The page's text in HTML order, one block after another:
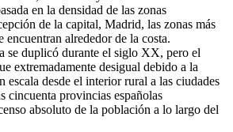
en la densidad de las zonas
de la capital, Madrid, las zonas más
encuentran alrededor de la costa.
se duplicó durante el siglo XX, pero el
extremadamente desigual debido a la
escala desde el interior rural a las ciudades
cincuenta provincias españolas
absoluto de la población a lo largo del